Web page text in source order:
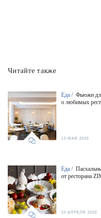
Читайте также
Еда / Фьюжн
о любимых
13 МАЯ 2026
Еда /
от ресторана
10 АПРЕЛЯ 2026